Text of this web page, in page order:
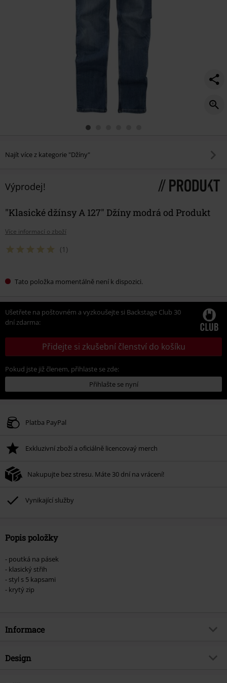
Najít více z kategorie "Džíny"
Výprodej!
"Klasické džínsy A 127" Džíny modrá od Produkt
Více informací o zboží
(1)
Tato položka momentálně není k dispozici.
Ušetřete na poštovném a vyzkoušejte si Backstage Club 30
dní zdarma:
Přidejte si zkušební členství do košíku
Pokud jste již členem, přihlaste se zde:
Přihlašte se nyní
Platba PayPal
Exkluzivní zboží a oficiálně licencovaý merch
Nakupujte bez stresu. Máte 30 dní na vrácení!
Vynikající služby
Popis položky
- poutká na pásek
- klasický střih
- styl s 5 kapsami
- krytý zip
Informace
Zboží č.
Design